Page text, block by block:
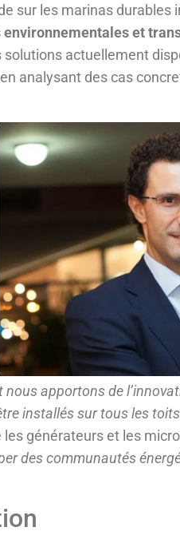
sur les marinas durables
environnementales et
solutions actuellement
analysant des cas
apportons de
installés sur tous les
les générateurs et les
des communautés